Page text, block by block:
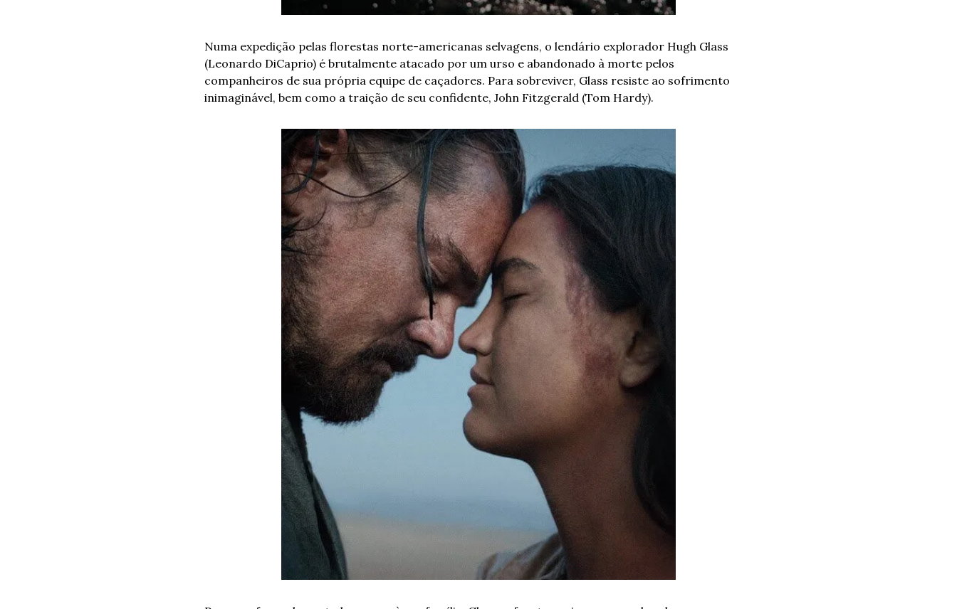
Numa expedição pelas florestas norte-americanas selvagens, o lendário explorador Hugh Glass
(Leonardo DiCaprio) é brutalmente atacado por um urso e abandonado à morte pelos
companheiros de sua própria equipe de caçadores. Para sobreviver, Glass resiste ao sofrimento
inimaginável, bem como a traição de seu confidente, John Fitzgerald (Tom Hardy).